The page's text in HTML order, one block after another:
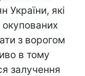
України, які
з ворогом
в тому
залучення